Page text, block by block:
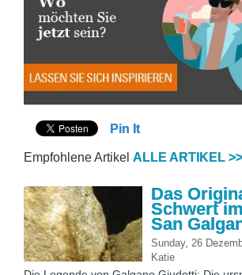
Pin It
Empfohlene Artikel ALLE ARTIKEL >>
Das
Schwert
San
Sunday, 26
Katie